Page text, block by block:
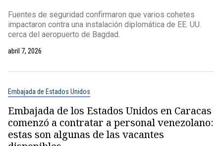
Fuentes de seguridad confirmaron que varios cohetes
impactaron contra una instalación diplomática de EE. UU.
cerca del aeropuerto de Bagdad.
abril 7, 2026
Embajada de Estados Unidos
Embajada de los Estados Unidos en Caracas
comenzó a contratar a personal venezolano:
estas son algunas de las vacantes